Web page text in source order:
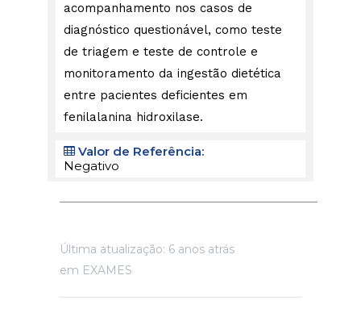
acompanhamento nos casos de
diagnóstico questionável, como teste
de triagem e teste de controle e
monitoramento da ingestão dietética
entre pacientes deficientes em
fenilalanina hidroxilase.
Valor de Referência:
Negativo
Última atualização: 6 anos atrás
em EXAMES